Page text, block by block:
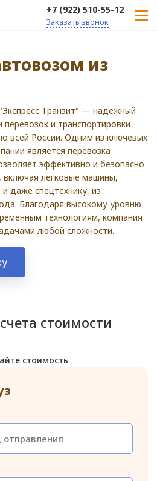
+7 (922) 510-55-12
Заказать звонок
из
Транзит" — надежный
и транспортировки
всей России. Одним из ключевых
является перевозка
эффективно и безопасно
легковые машины,
даже спецтехнику, из
Благодаря высокому уровню
технологиям, компания
любой сложности.
стоимости
стоимость